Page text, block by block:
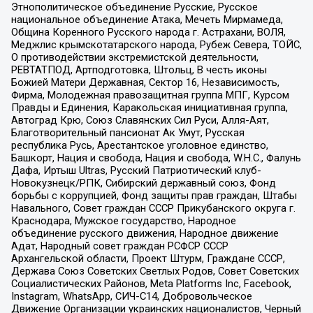
Этнополитическое объединение Русские, Русское
национальное объединение Атака, Мечеть Мирмамеда,
Община Коренного Русского народа г. Астрахани, ВОЛЯ,
Меджлис крымскотатарского народа, Рубеж Севера, ТОЙС,
О противодействии экстремистской деятельности,
РЕВТАТПОД, Артподготовка, Штольц, В честь иконы
Божией Матери Державная, Сектор 16, Независимость,
Фирма, Молодежная правозащитная группа МПГ, Курсом
Правды и Единения, Каракольская инициативная группа,
Автоград Крю, Союз Славянских Сил Руси, Алля-Аят,
Благотворительный пансионат Ак Умут, Русская
республика Русь, Арестантское уголовное единство,
Башкорт, Нация и свобода, Нация и свобода, W.H.С., Фалунь
Дафа, Иртыш Ultras, Русский Патриотический клуб-
Новокузнецк/РПК, Сибирский державный союз, Фонд
борьбы с коррупцией, Фонд защиты прав граждан, Штабы
Навального, Совет граждан СССР Прикубанского округа г.
Краснодара, Мужское государство, Народное
объединение русского движения, Народное движение
Адат, Народный совет граждан РСФСР СССР
Архангельской области, Проект Штурм, Граждане СССР,
Держава Союз Советских Светлых Родов, Совет Советских
Социалистических Районов, Meta Platforms Inc, Facebook,
Instagram, WhatsApp, СИЧ-С14, Добровольческое
Движение Организации украинских националистов, Черный